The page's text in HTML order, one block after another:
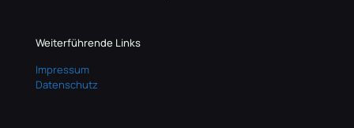
Weiterführende Links
Impressum
Datenschutz